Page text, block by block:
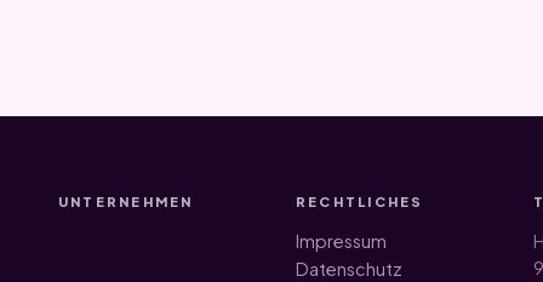
UNTERNEHMEN RECHTLICHES
Impressum
Datenschutz